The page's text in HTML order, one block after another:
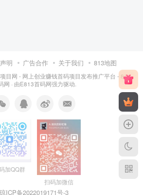
明 广告合作 关于我们 813地图
目网 - 网上创业赚钱首码项目发布推广平台 - 813
网 · 由E813首码网强力驱动.
加QQ群
扫码加微信
琼ICP备2022019171号-3